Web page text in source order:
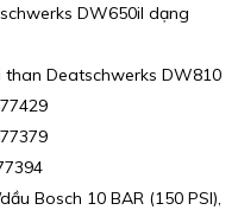
DW650il dạng
than Deatschwerks DW810
Bosch 10 BAR (150 PSI),